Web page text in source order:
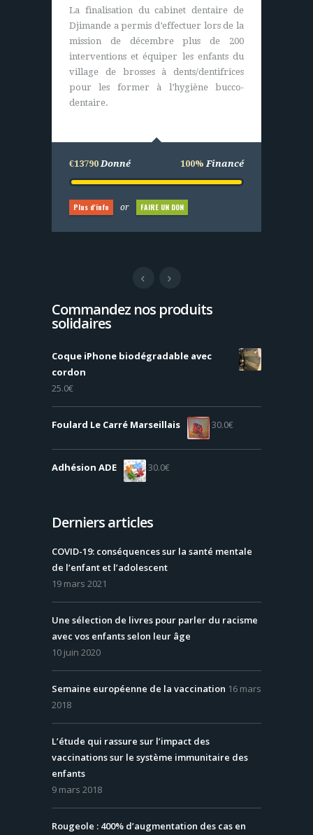
La finalisation du cabinet dentaire de
Djimande a permis d’effectuer lors de la
mission de décembre plus de 200
interventions et équiper les enfants du
village de brosses à dents/dentifrices
pour les former à l’hygiène bucco-
dentaire.
€13790 Donné 100% Financé
Plus d'info or FAIRE UN DON
Nous apportons sur ce projet les plans et
le financement global de l’opération
pour l’achat de matériels (durables). Les
villageois eux construisent,
entretiennent et assurent le bon
fonctionnement du centre de santé.
€25000Donné 100%Financé
Commandez nos produits
solidaires
Coque iPhone biodégradable avec
cordon
25.0€
Foulard Le Carré Marseillais 30.0€
Adhésion ADE 30.0€
Derniers articles
COVID-19: conséquences sur la santé mentale
de l’enfant et l’adolescent
19 mars 2021
Une sélection de livres pour parler du racisme
avec vos enfants selon leur âge
10 juin 2020
Semaine européenne de la vaccination 16 mars
2018
L’étude qui rassure sur l’impact des
vaccinations sur le système immunitaire des
enfants
9 mars 2018
Rougeole : 400% d’augmentation des cas en